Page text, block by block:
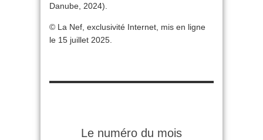
Danube, 2024).
© La Nef, exclusivité Internet, mis en ligne
le 15 juillet 2025.
Le numéro du mois